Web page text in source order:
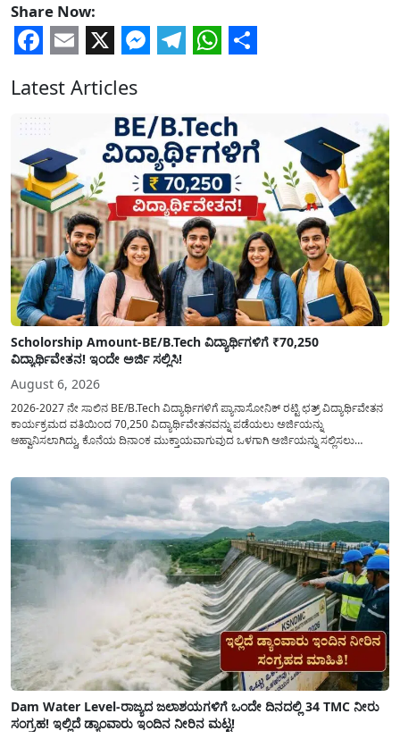
Share Now:
Latest Articles
Scholorship Amount-BE/B.Tech ವಿದ್ಯಾರ್ಥಿಗಳಿಗೆ ₹70,250
ವಿದ್ಯಾರ್ಥಿವೇತನ! ಇಂದೇ ಅರ್ಜಿ ಸಲ್ಲಿಸಿ!
August 6, 2026
2026-2027 ನೇ ಸಾಲಿನ BE/B.Tech ವಿದ್ಯಾರ್ಥಿಗಳಿಗೆ ಪ್ಯಾನಾಸೋನಿಕ್ ರಟ್ಟಿ ಛತ್ರ್ ವಿದ್ಯಾರ್ಥಿವೇತನ
ಕಾರ್ಯಕ್ರಮದ ವತಿಯಿಂದ 70,250 ವಿದ್ಯಾರ್ಥಿವೇತನವನ್ನು ಪಡೆಯಲು ಅರ್ಜಿಯನ್ನು
ಆಹ್ವಾನಿಸಲಾಗಿದ್ದು, ಕೊನೆಯ ದಿನಾಂಕ ಮುಕ್ತಾಯವಾಗುವುದ ಒಳಗಾಗಿ ಅರ್ಜಿಯನ್ನು ಸಲ್ಲಿಸಲು
ಜಾರಿಗೆ...
Dam Water Level-ರಾಜ್ಯದ ಜಲಾಶಯಗಳಿಗೆ ಒಂದೇ ದಿನದಲ್ಲಿ 34 TMC ನೀರು
ಸಂಗ್ರಹ! ಇಲ್ಲಿದೆ ಡ್ಯಾಂವಾರು ಇಂದಿನ ನೀರಿನ ಮಟ್ಟ!